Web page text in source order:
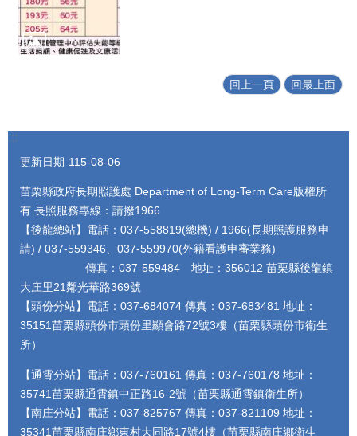
回上一頁 回最上面
:::
更新日期 115-08-06
苗栗縣政府長期照護處 Department of Long-Term Care版權所
有 長照服務專線：請撥1966
【後龍總站】電話：037-558819(總機) / 1966(長期照護服務申
請) / 037-559346、037-559970(外籍看護申審業務)
傳真：037-559484 地址：356012 苗栗縣後龍鎮
大庄里21鄰光華路369號
【頭份分站】電話：037-684074 傳真：037-683481 地址：
35151苗栗縣頭份市頭份里顯會路72號3樓（苗栗縣頭份市衛生
所）
【通霄分站】電話：037-760161 傳真：037-760178 地址：
35741苗栗縣通霄鎮中正路16-2號（苗栗縣通霄鎮衛生所）
【南庄分站】電話：037-825767 傳真：037-821109 地址：
35341苗栗縣南庄鄉東村大同路17號4樓（苗栗縣南庄鄉衛生